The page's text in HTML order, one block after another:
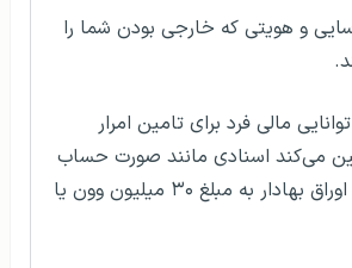
و هویتی که خارجی بودن شما را
مالی فرد برای تامین امرار
می‌کند اسنادی مانند صورت حساب
پس‌انداز یا اوراق بهادار به مبلغ ۳۰ میلیون وون یا